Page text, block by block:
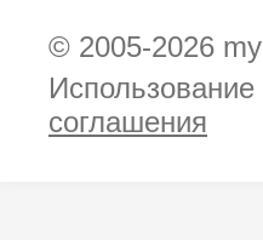
© 2005-2026
соглашения